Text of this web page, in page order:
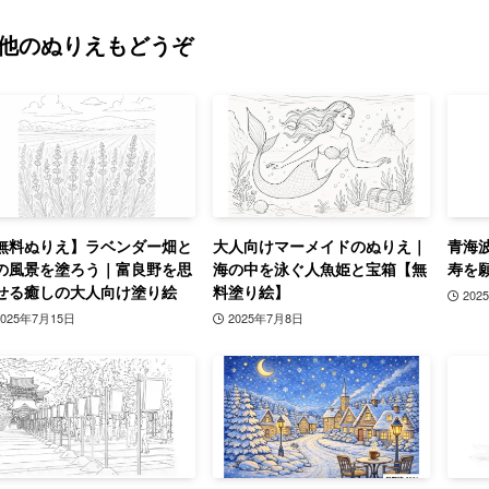
のぬりえもどうぞ
料ぬりえ】ラベンダー畑と
風景を塗ろう｜富良野を思
る癒しの大人向け塗り絵
年7月15日
大人向けマーメイドのぬりえ｜
海の中を泳ぐ人魚姫と宝箱【無
料塗り絵】
2025年7月8日
青海
寿を